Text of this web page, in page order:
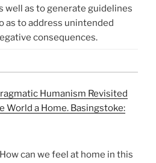
well as to generate guidelines
as to address unintended
consequences.
Humanism Revisited
World a Home. Basingstoke:
How can we feel at home in this